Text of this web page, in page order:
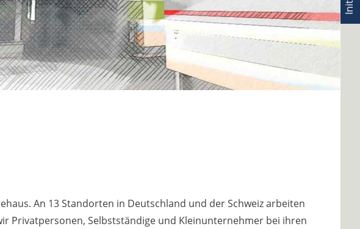
An 13 Standorten in Deutschland und der Schweiz arbeiten
Privatpersonen, Selbstständige und Kleinunternehmer bei ihren